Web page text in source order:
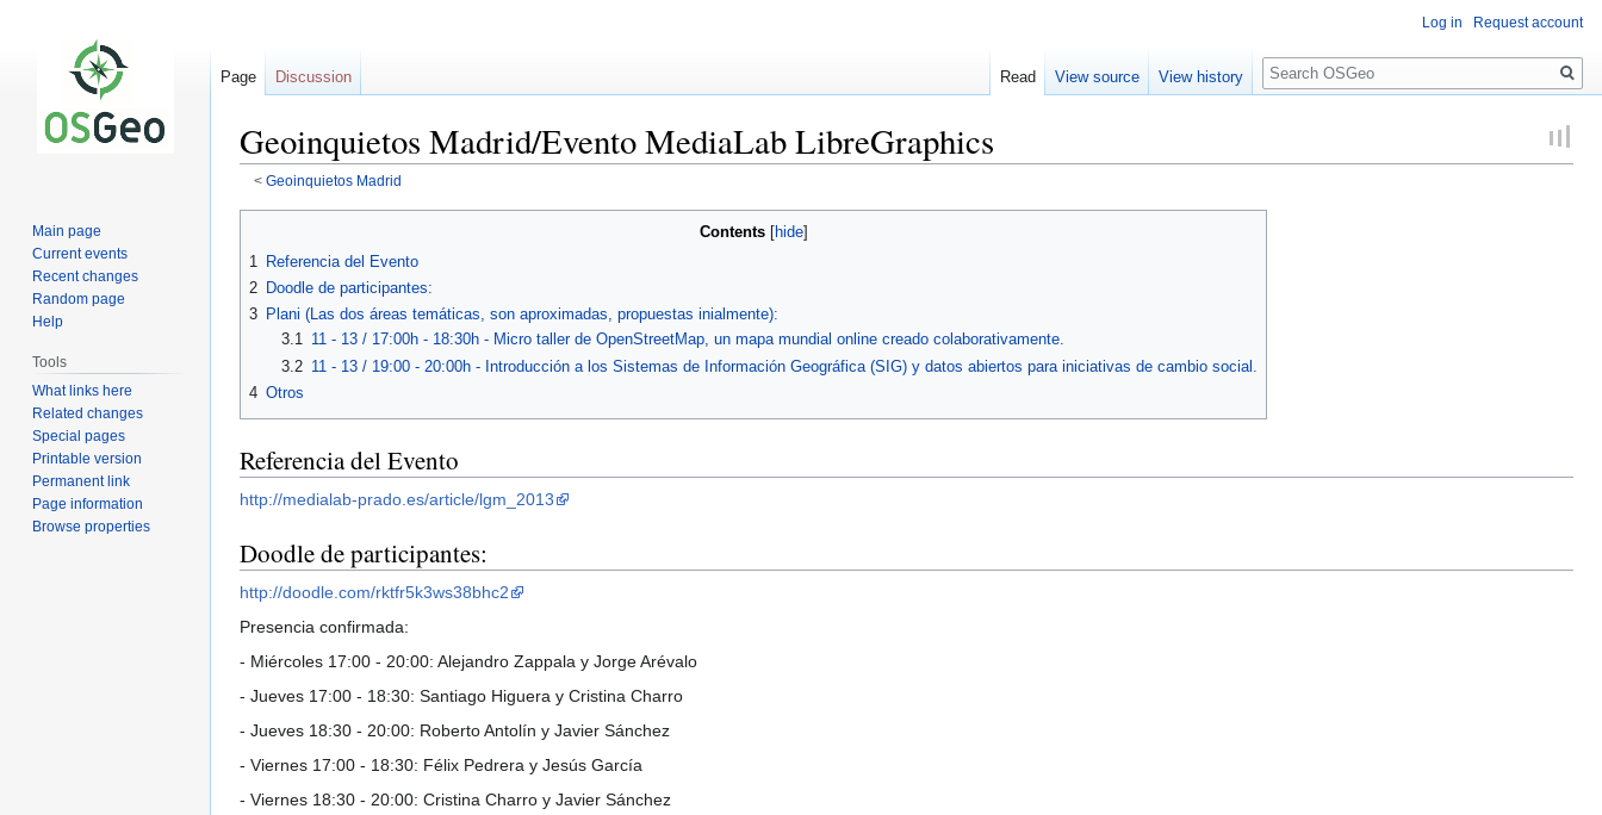
Geoinquietos Madrid/Evento MediaLab LibreGraphics
< Geoinquietos Madrid
Contents
1
Referencia del Evento
2 Doodle de participantes:
3 Plani (Las dos áreas temáticas, son aproximadas, propuestas inialmente):
3.1 11 - 13 / 17:00h - 18:30h - Micro taller de OpenStreetMap, un mapa mundial online creado colaborativamente.
3.2 11 - 13 / 19:00 - 20:00h - Introducción a los Sistemas de Información Geográfica (SIG) y datos abiertos para iniciativas de cambio social.
4 Otros
Referencia del Evento
http://medialab-prado.es/article/lgm_2013
Doodle de participantes:
http://doodle.com/rktfr5k3ws38bhc2
Presencia confirmada:
- Miércoles 17:00 - 20:00: Alejandro Zappala y Jorge Arévalo
- Jueves 17:00 - 18:30: Santiago Higuera y Cristina Charro
- Jueves 18:30 - 20:00: Roberto Antolín y Javier Sánchez
- Viernes 17:00 - 18:30: Félix Pedrera y Jesús García
- Viernes 18:30 - 20:00: Cristina Charro y Javier Sánchez
Log in Request account
Page Discussion Read View source View history
Search
Main page
Current events
Recent changes
Random page
Help
Tools
What links here
Related changes
Special pages
Printable version
Permanent link
Page information
Browse properties